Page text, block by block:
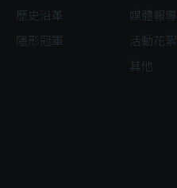
歷史沿革
隱形冠軍
媒體報導
活動花絮
其他